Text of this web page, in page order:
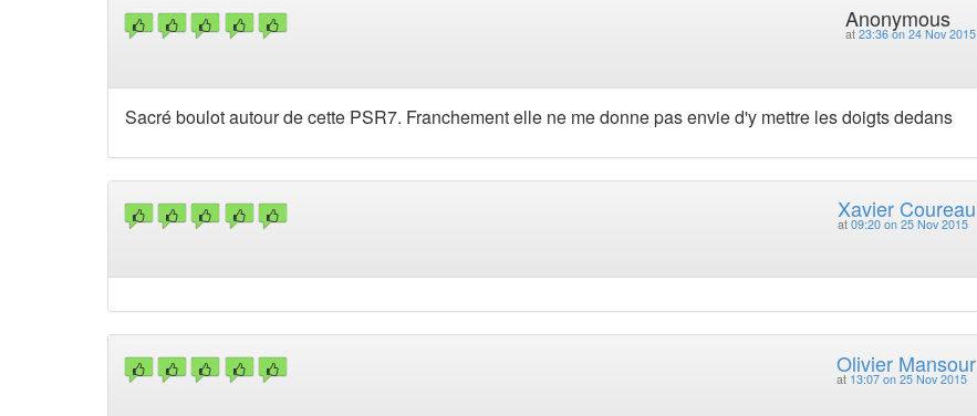
Anonymous
at 23:36 on 24 Nov 2015
Sacré boulot autour de cette PSR7. Franchement elle ne me donne pas envie d'y mettre les doigts dedans
Xavier Coureau
at 09:20 on 25 Nov 2015
Olivier Mansour
at 13:07 on 25 Nov 2015